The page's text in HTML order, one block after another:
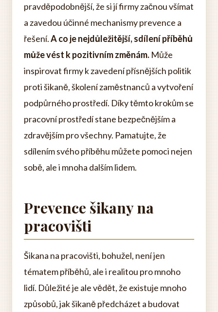
pravděpodobnější, že si jí firmy začnou všímat
a zavedou účinné mechanismy prevence a
řešení.A co je nejdůležitější, sdílení příběhů
může vést k pozitivním změnám. Může
inspirovat firmy k zavedení přísnějších politik
proti šikaně, školení zaměstnanců a vytvoření
podpůrného prostředí. Díky těmto krokům se
pracovní prostředí stane bezpečnějším a
zdravějším pro všechny. Pamatujte, že
sdílením svého příběhu můžete pomoci nejen
sobě, ale i mnoha dalším lidem.
Prevence šikany na
pracovišti
Šikana na pracovišti, bohužel, není jen
tématem příběhů, ale i realitou pro mnoho
lidí. Důležité je ale vědět, že existuje mnoho
způsobů, jak šikaně předcházet a budovat